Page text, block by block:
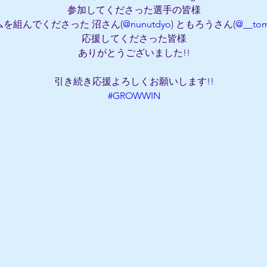
参加してくださった選手の皆様
を組んでくださった 沼さん(@nunutdyo) ともろうさん(
応援してくださった皆様
ありがとうございました!!
引き続き応援よろしくお願いします!!
#GROWWIN